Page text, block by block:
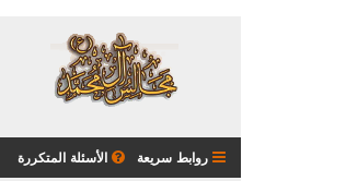
روابط سريعة الأسئلة المتكررة